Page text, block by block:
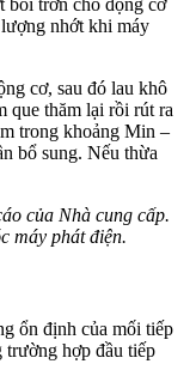
nhớt khi máy
cơ, sau đó lau khô
que thăm lại rồi rút ra
trong khoảng Min –
bổ sung. Nếu thừa
của Nhà cung cấp.
máy phát điện.
ổn định của mối tiếp
hợp đầu tiếp